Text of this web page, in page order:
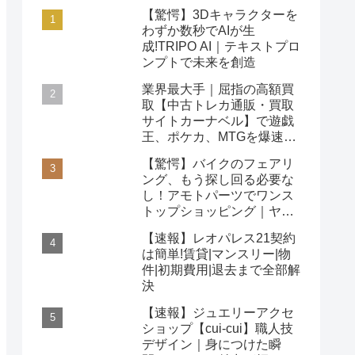
【驚愕】3Dキャラクターを
わずか数秒でAIが生
成!TRIPO AI｜テキストプロ
ンプトで未来を創造
業界最大手｜屈指の高額買
取【中古トレカ通販・買取
サイトカーナベル】で遊戯
王、ポケカ、MTGを爆速査
【驚愕】バイクのフェアリ
ング、もう探し回る必要な
し！アモトパーツでワンス
トップショッピング｜ヤマ
【速報】レオパレス21契約
は簡単!賃貸|マンスリー|物
件|初期費用|退去まで全部解
決
【速報】ジュエリーアクセ
ショップ【cui-cui】職人技
デザイン｜身につけた瞬